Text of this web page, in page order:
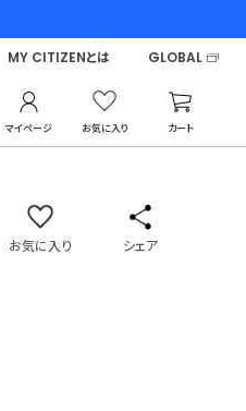
マイページ お気に入り カート
MY CITIZENとは GLOBAL
お気に入り シェア